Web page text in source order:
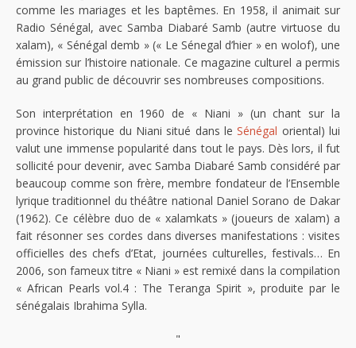
comme les mariages et les baptêmes. En 1958, il animait sur
Radio Sénégal, avec Samba Diabaré Samb (autre virtuose du
xalam), « Sénégal demb » (« Le Sénegal d’hier » en wolof), une
émission sur l’histoire nationale. Ce magazine culturel a permis
au grand public de découvrir ses nombreuses compositions.
Son interprétation en 1960 de « Niani » (un chant sur la
province historique du Niani situé dans leSénégal oriental) lui
valut une immense popularité dans tout le pays. Dès lors, il fut
sollicité pour devenir, avec Samba Diabaré Samb considéré par
beaucoup comme son frère, membre fondateur de l’Ensemble
lyrique traditionnel du théâtre national Daniel Sorano de Dakar
(1962). Ce célèbre duo de « xalamkats » (joueurs de xalam) a
fait résonner ses cordes dans diverses manifestations : visites
officielles des chefs d’Etat, journées culturelles, festivals… En
2006, son fameux titre « Niani » est remixé dans la compilation
« African Pearls vol.4 : The Teranga Spirit », produite par le
sénégalais Ibrahima Sylla.
"